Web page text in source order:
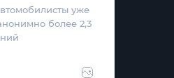
уже
более 2,3